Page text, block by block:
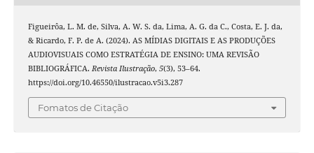
Figueirôa, L. M. de, Silva, A. W. S. da, Lima, A. G. da C., Costa, E. J. da,
& Ricardo, F. P. de A. (2024). AS MÍDIAS DIGITAIS E AS PRODUÇÕES
AUDIOVISUAIS COMO ESTRATÉGIA DE ENSINO: UMA REVISÃO
BIBLIOGRÁFICA. Revista Ilustração, 5(3), 53–64.
https://doi.org/10.46550/ilustracao.v5i3.287
Fomatos de Citação